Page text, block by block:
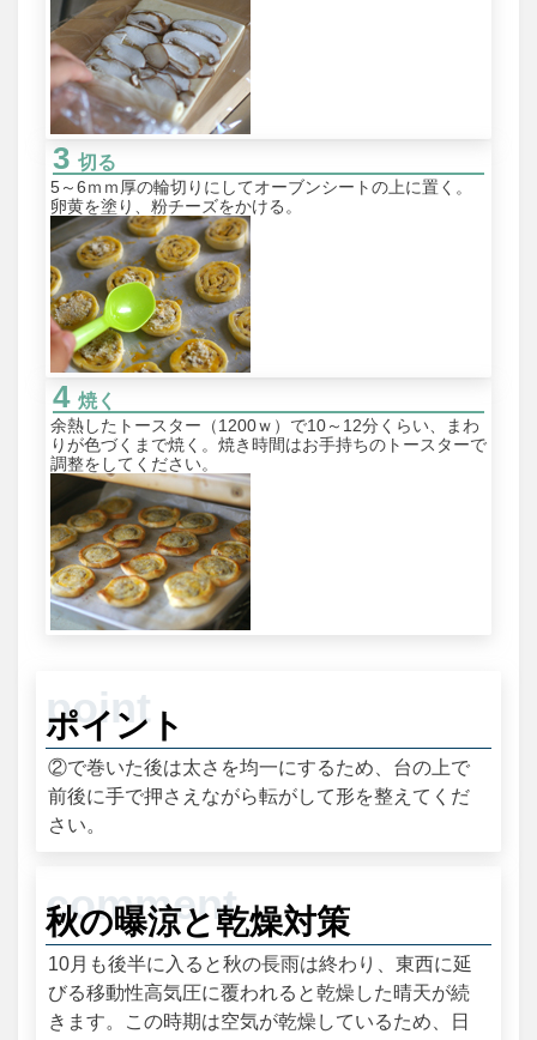
切る
5～6ｍｍ厚の輪切りにしてオーブンシートの上に置く。
卵黄を塗り、粉チーズをかける。
焼く
余熱したトースター（1200ｗ）で10～12分くらい、まわ
りが色づくまで焼く。焼き時間はお手持ちのトースターで
調整をしてください。
ポイント
②で巻いた後は太さを均一にするため、台の上で
前後に手で押さえながら転がして形を整えてくだ
さい。
秋の曝涼と乾燥対策
10月も後半に入ると秋の長雨は終わり、東西に延
びる移動性高気圧に覆われると乾燥した晴天が続
きます。この時期は空気が乾燥しているため、日